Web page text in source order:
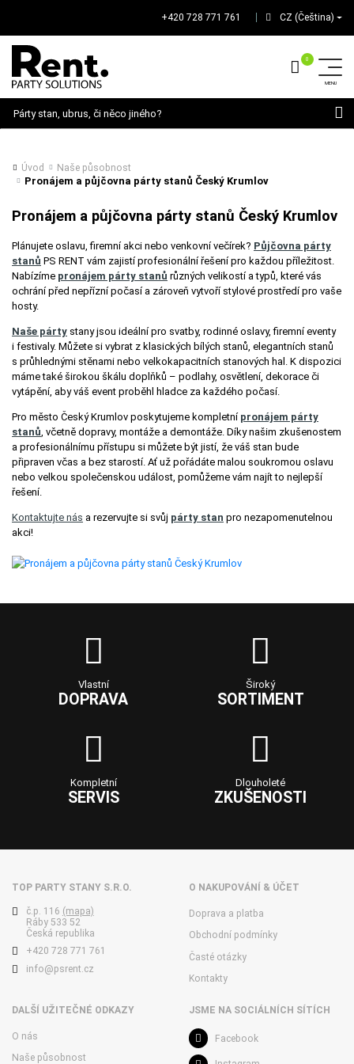
+420 728 771 761 CZ (Čeština)
Úvod Naše působnost
Pronájem a půjčovna párty stanů Český Krumlov
Pronájem a půjčovna párty stanů Český Krumlov
Plánujete oslavu, firemní akci nebo venkovní večírek? Půjčovna párty
stanů PS RENT vám zajistí profesionální řešení pro každou příležitost.
Nabízíme pronájem párty stanů různých velikostí a typů, které vás
ochrání před nepřízní počasí a zároveň vytvoří stylové prostředí pro vaše
hosty.
Naše párty stany jsou ideální pro svatby, rodinné oslavy, firemní eventy
i festivaly. Můžete si vybrat z klasických bílých stanů, elegantních stanů
s průhlednými stěnami nebo velkokapacitních stanových hal. K dispozici
máme také širokou škálu doplňků – podlahy, osvětlení, dekorace či
vytápění, aby váš event proběhl hladce za každého počasí.
Pro město Český Krumlov poskytujeme kompletní pronájem párty
stanů , včetně dopravy, montáže a demontáže. Díky našim zkušenostem
a profesionálnímu přístupu si můžete být jistí, že váš stan bude
připraven včas a bez starostí. Ať už pořádáte malou soukromou oslavu
nebo velkou společenskou událost, pomůžeme vám najít to nejlepší
řešení.
Kontaktujte nás a rezervujte si svůj párty stan pro nezapomenutelnou
akci!
Vlastní
DOPRAVA
Široký
SORTIMENT
Kompletní
SERVIS
Dlouholeté
ZKUŠENOSTI
TOP PARTY STANY S.R.O.
č.p. 116 (mapa)
Ráby 533 52
Česká republika
+420 728 771 761
info@psrent.cz
O NAKUPOVÁNÍ & ÚČET
Doprava a platba
Obchodní podmínky
Časté otázky
Kontakty
DALŠÍ UŽITEČNÉ ODKAZY
O nás
Naše působnost
JSME NA SOCIÁLNÍCH SÍTÍCH
Facebook